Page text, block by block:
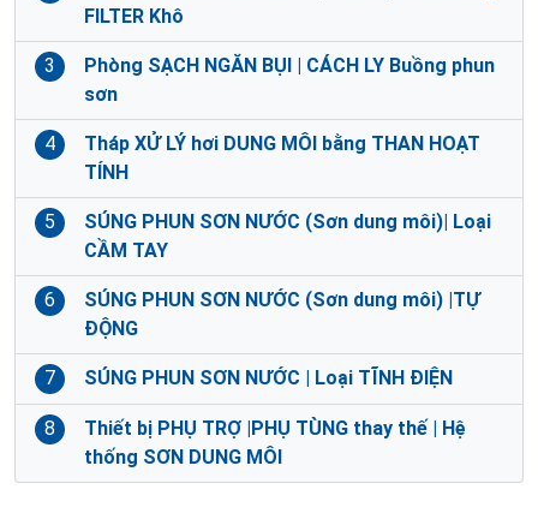
FILTER Khô
3
Phòng SẠCH NGĂN BỤI | CÁCH LY Buồng phun
sơn
4
Tháp XỬ LÝ hơi DUNG MÔI bằng THAN HOẠT
TÍNH
5
SÚNG PHUN SƠN NƯỚC (Sơn dung môi)| Loại
CẦM TAY
6
SÚNG PHUN SƠN NƯỚC (Sơn dung môi) |TỰ
ĐỘNG
7 SÚNG PHUN SƠN NƯỚC | Loại TĨNH ĐIỆN
8
Thiết bị PHỤ TRỢ |PHỤ TÙNG thay thế | Hệ
thống SƠN DUNG MÔI